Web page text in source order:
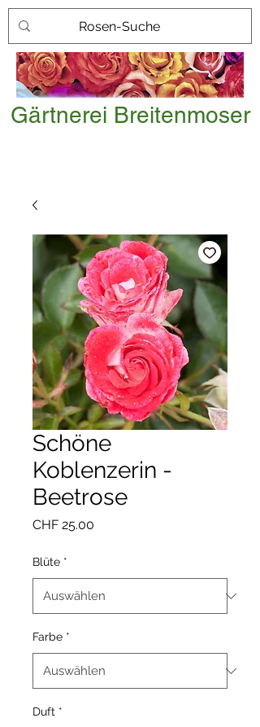
Gärtnerei Breitenmoser
Schöne
Koblenzerin -
Beetrose
CHF 25.00
Blüte *
Farbe *
Duft *